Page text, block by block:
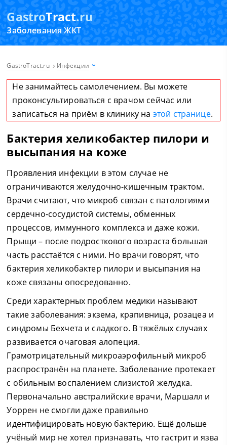
GastroTract.ru
Заболевания ЖКТ
GastroTract.ru Инфекции
Не занимайтесь самолечением. Вы можете
проконсультироваться с врачом сейчас или
записаться на приём в клинику на этой странице.
Бактерия хеликобактер пилори и
высыпания на коже
Проявления инфекции в этом случае не
ограничиваются желудочно-кишечным трактом.
Врачи считают, что микроб связан с патологиями
сердечно-сосудистой системы, обменных
процессов, иммунного комплекса и даже кожи.
Прыщи – после подросткового возраста большая
часть расстаётся с ними. Но врачи говорят, что
бактерия хеликобактер пилори и высыпания на
коже связаны опосредованно.
Среди характерных проблем медики называют
такие заболевания: экзема, крапивница, розацеа и
синдромы Бехчета и сладкого. В тяжёлых случаях
развивается очаговая алопеция.
Грамотрицательный микроаэрофильный микроб
распространён на планете. Заболевание протекает
с обильным воспалением слизистой желудка.
Первоначально австралийские врачи, Маршалл и
Уоррен не смогли даже правильно
идентифицировать новую бактерию. Ещё дольше
учёный мир не хотел признавать, что гастрит и язва